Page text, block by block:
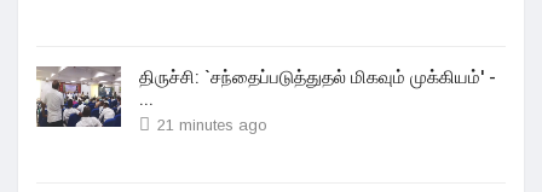
திருச்சி: `சந்தைப்படுத்துதல் மிகவும் முக்கியம்' -
...
21 minutes ago